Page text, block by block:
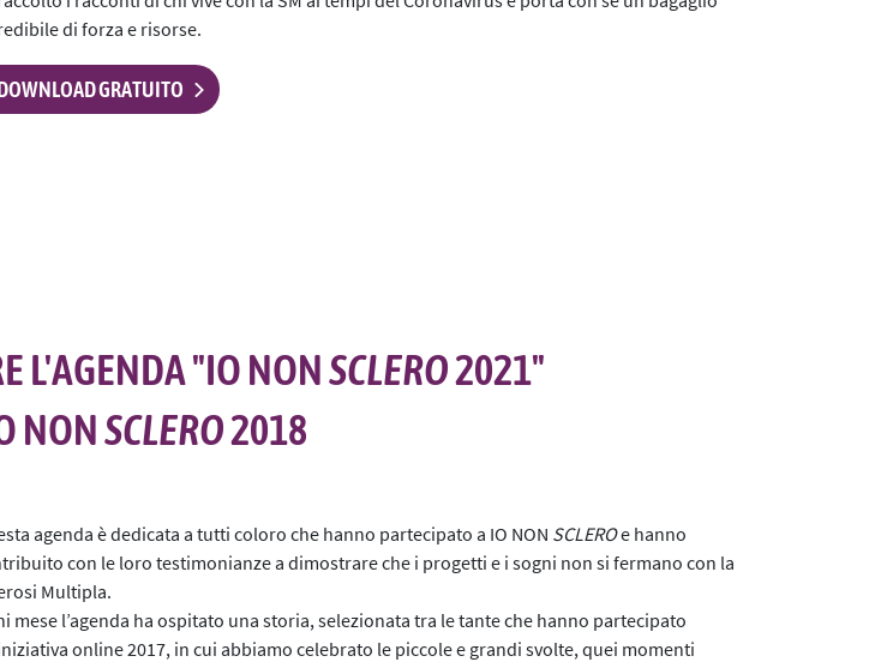
2020
2021
di forza e risorse.
GRATUITO
L'AGENDA "IO NONSCLERO2021"
NONSCLERO2018
agenda è dedicata a tutti coloro che hanno partecipato a IO NON SCLEROe hanno
con le loro testimonianze a dimostrare che i progetti e i sogni non si fermano con la
Multipla.
mese l’agenda ha ospitato una storia, selezionata tra le tante che hanno partecipato
online 2017, in cui abbiamo celebrato le piccole e grandi svolte, quei momenti